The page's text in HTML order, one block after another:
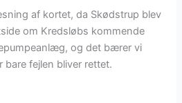
af kortet, da Skødstrup blev
om Kredsløbs kommende
og det bærer vi
bare fejlen bliver rettet.